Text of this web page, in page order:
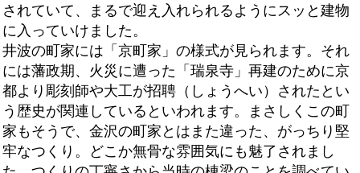
されていて、まるで迎え入れられるようにスッと建物
に入っていけました。
井波の町家には「京町家」の様式が見られます。それ
には藩政期、火災に遭った「瑞泉寺」再建のために京
都より彫刻師や大工が招聘（しょうへい）されたとい
う歴史が関連しているといわれます。まさしくこの町
家もそうで、金沢の町家とはまた違った、がっちり堅
牢なつくり。どこか無骨な雰囲気にも魅了されまし